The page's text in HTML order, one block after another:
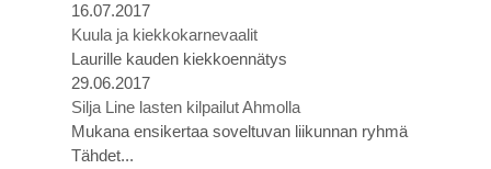
16.07.2017
Kuula ja kiekkokarnevaalit
Laurille kauden kiekkoennätys
29.06.2017
Silja Line lasten kilpailut Ahmolla
Mukana ensikertaa soveltuvan liikunnan ryhmä
Tähdet...